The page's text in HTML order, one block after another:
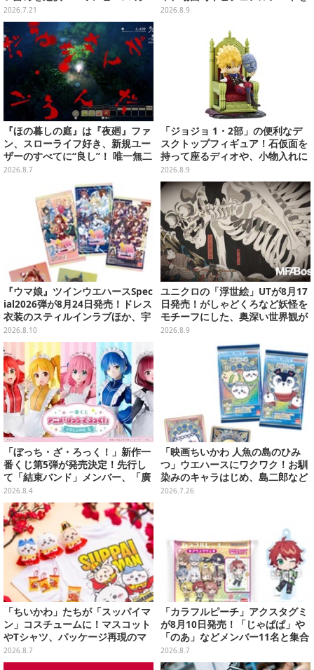
ド』付録中止もやまぬ不安
2026.7.21
使用した豪華賞品をラインナップ
2026.8.9
『ほの暮しの庭』は『夜廻』ファ
ン、スローライフ好き、新規ユー
ザーのすべてに“良し”！ 唯一無二
の「不穏生活シム」恐怖も暮らし
もお好み次第【プレイレポ】
2026.8.7
「ジョジョ 1・2部」の便利なデ
スクトップフィギュア！石仮面を
持って座るディオや、小物入れに
なるツェペリなどズラリ
2026.8.9
『ウマ娘』ツインウエハースSpec
ial2026弾が8月24日発売！ドレス
衣装のスティルインラブほか、宇
宙走娘<コスモピュエラ>など全30
種
2026.8.10
ユニクロの「浮世絵」UTが8月17
日発売！がしゃどくろなど妖怪を
モチーフにした、奥深い世界観が
最高にオシャレ
2026.8.9
「ぼっち・ざ・ろっく！」新作一
番くじ第5弾が発売決定！先行し
て「結束バンド」メンバー、「廣
井きくり」のメイド衣装フィギュ
アを公開
2026.8.4
「映画ちいかわ 人魚の島のひみ
つ」ウエハースにワクワク！お馴
染みのキャラはじめ、島二郎など
セイレーン編カード全22種
2026.7.26
「ちいかわ」たちが「スッパイマ
ン」コスチュームに！マスコット
やTシャツ、パッケージ再現のマ
グネットなど全5アイテム
2026.8.7
「カラフルピーチ」アクスタグミ
が8月10日発売！「じゃぱぱ」や
「のあ」などメンバー11名と集合
デザイン全15種、ボールチェーン
付きでアクセサリーにも
2026.8.7